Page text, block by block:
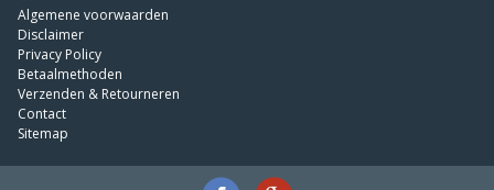
Algemene voorwaarden
Disclaimer
Privacy Policy
Betaalmethoden
Verzenden & Retourneren
Contact
Sitemap